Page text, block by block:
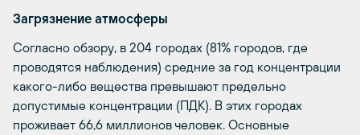
Загрязнение атмосферы
Согласно обзору, в 204 городах (81% городов, где
проводятся наблюдения) средние за год концентрации
какого-либо вещества превышают предельно
допустимые концентрации (ПДК). В этих городах
проживает 66,6 миллионов человек. Основные